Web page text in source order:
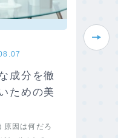
成分を徹
ための美
原因は何だろ
Next